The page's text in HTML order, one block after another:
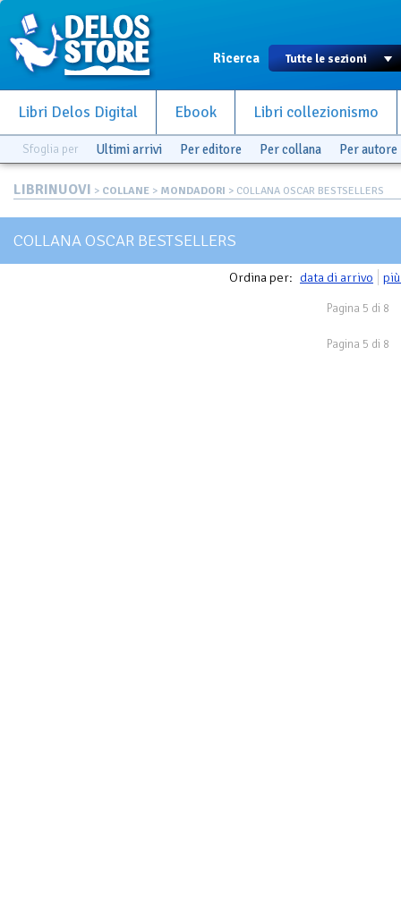
Ricerca
Libri Delos Digital Ebook Libri collezionismo
Sfoglia per Ultimi arrivi Per editore Per collana Per autore
LIBRINUOVI > COLLANE > MONDADORI > COLLANA OSCAR BESTSELLERS
COLLANA OSCAR BESTSELLERS
Ordina per: data di arrivo
Pagina 5 di 8
Pagina 5 di 8